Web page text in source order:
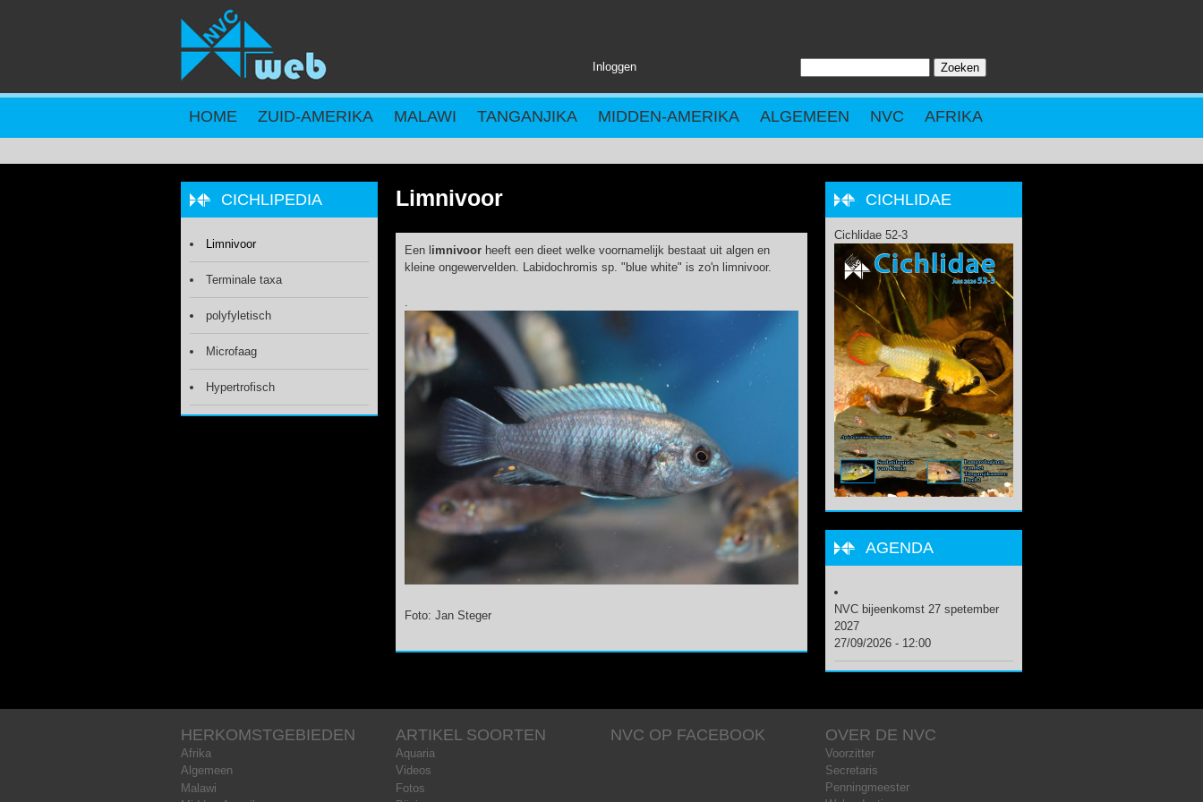
Inloggen
ZOEKVELD
HOME ZUID-AMERIKA MALAWI TANGANJIKA MIDDEN-AMERIKA ALGEMEEN NVC AFRIKA
Limnivoor
Een l imnivoor heeft een dieet welke voornamelijk bestaat uit algen en
kleine ongewervelden. Labidochromis sp. "blue white" is zo'n limnivoor.
.
Foto: Jan Steger
CICHLIPEDIA
Limnivoor
Terminale taxa
polyfyletisch
Microfaag
Hypertrofisch
CICHLIDAE
Cichlidae 52-3
AGENDA
NVC bijeenkomst 27 spetember
2027
27/09/2026 - 12:00
HERKOMSTGEBIEDEN
Afrika
Algemeen
Malawi
ARTIKEL SOORTEN
Aquaria
Videos
Fotos
NVC OP FACEBOOK OVER DE NVC
Voorzitter
Secretaris
Penningmeester